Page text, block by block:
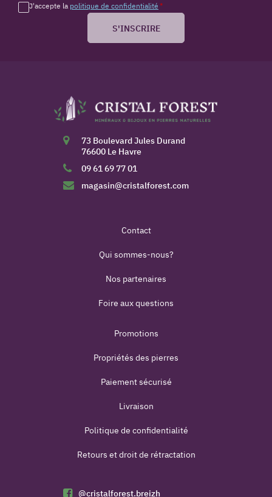
J'accepte la politique de confidentialité *
S'INSCRIRE
73 Boulevard Jules Durand
76600 Le Havre
09 61 69 77 01
magasin@cristalforest.com
Contact
Qui sommes-nous?
Nos partenaires
Foire aux questions
Promotions
Propriétés des pierres
Paiement sécurisé
Livraison
Politique de confidentialité
Retours et droit de rétractation
@cristalforest.breizh